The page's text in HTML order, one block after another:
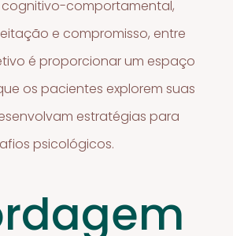
cognitivo-comportamental,
e compromisso, entre
é proporcionar um espaço
os pacientes explorem suas
estratégias para
psicológicos.